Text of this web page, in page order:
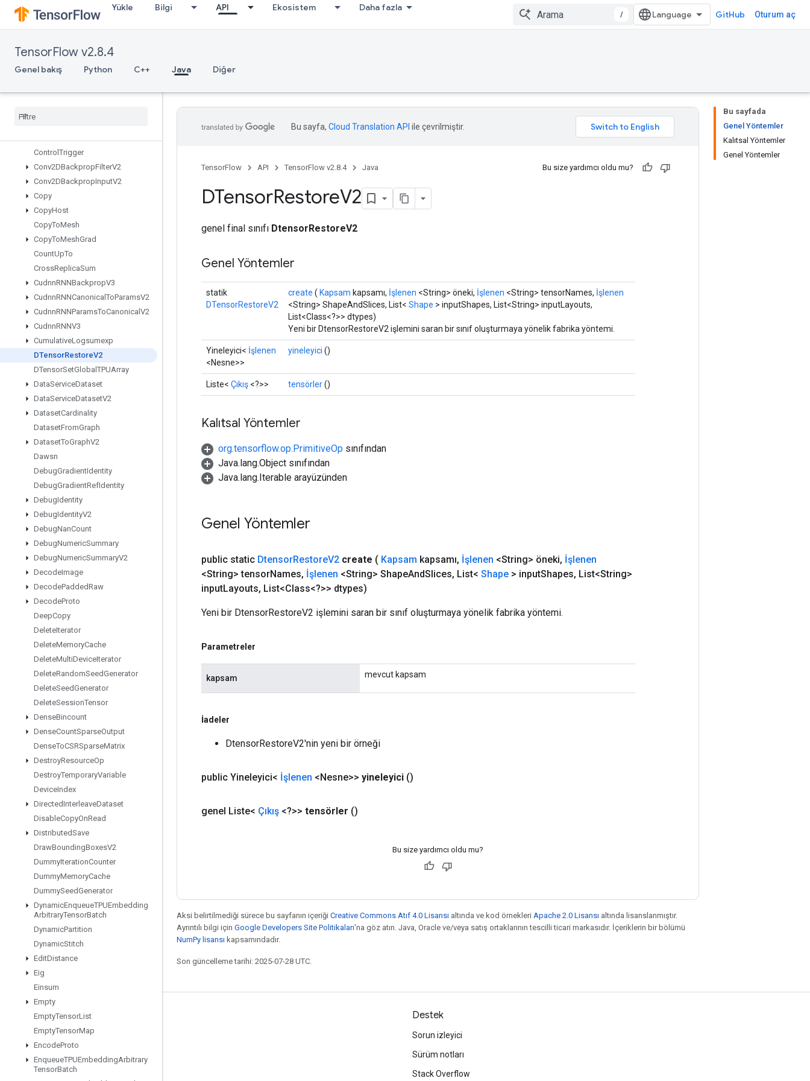
Yükle Bilgi API Ekosistem Daha fazla
/ GitHub Oturum aç
TensorFlow v2.8.4
Genel bakış Python C++ Java Diğer
ComputeDedupDataTupleMask
Concat
ConfigureDistributedTPU
ConfigureTPUEmbedding
ConfigureTPUEmbeddingMemory
Control Trigger
Conv2DBackpropFilterV2
Conv2DBackpropInputV2
Copy
CopyHost
CopyToMesh
CopyToMeshGrad
CountUpTo
CrossReplicaSum
CudnnRNNBackpropV3
CudnnRNNCanonical ToParamsV2
CudnnRNNParamsToCanonical V2
CudnnRNNV3
CumulativeLogsumexp
DTensorRestoreV2
DTensorSetGlobal TPUArray
DataServiceDataset
DataServiceDatasetV2
DatasetCardinality
DatasetFromGraph
DatasetToGraphV2
Dawsn
DebugGradientIdentity
DebugGradientRefIdentity
DebugIdentity
DebugIdentityV2
DebugNanCount
DebugNumericSummary
DebugNumericSummaryV2
DecodeImage
DecodePaddedRaw
DecodeProto
DeepCopy
DeleteIterator
DeleteMemoryCache
DeleteMultiDeviceIterator
DeleteRandomSeedGenerator
DeleteSeedGenerator
DeleteSessionTensor
DenseBincount
DenseCountSparseOutput
DenseToCSRSparseMatrix
DestroyResourceOp
DestroyTemporaryVariable
DeviceIndex
DirectedInterleaveDataset
DisableCopyOnRead
DistributedSave
DrawBoundingBoxesV2
DummyIterationCounter
DummyMemoryCache
DummySeedGenerator
DynamicEnqueueTPUEmbedding
ArbitraryTensorBatch
DynamicPartition
DynamicStitch
EditDistance
Eig
Einsum
Empty
EmptyTensorList
EmptyTensorMap
EncodeProto
EnqueueTPUEmbeddingArbitrary
TensorBatch
Bu sayfada
Genel Yöntemler
Kalıtsal Yöntemler
Genel Yöntemler
Bu sayfa, Cloud Translation API ile çevrilmiştir.
TensorFlow API TensorFlow v2.8.4 Java Bu size yardımcı oldu mu?
DTensorRestoreV2
genel final sınıfı DtensorRestoreV2
Genel Yöntemler
statik
DTensorRestoreV2
create ( Kapsam kapsamı, İşlenen <String> öneki, İşlenen <String> tensorNames, İşlenen
<String> ShapeAndSlices, List< Shape > inputShapes, List<String> inputLayouts,
List<Class<?>> dtypes)
Yeni bir DtensorRestoreV2 işlemini saran bir sınıf oluşturmaya yönelik fabrika yöntemi.
Yineleyici< İşlenen
<Nesne>>
yineleyici ()
Liste< Çıkış <?>> tensörler()
Kalıtsal Yöntemler
org.tensorflow.op.PrimitiveOp sınıfından
Java.lang.Object sınıfından
Java.lang.Iterable arayüzünden
Genel Yöntemler
public static DtensorRestoreV2 create ( Kapsam kapsamı, İşlenen <String> öneki, İşlenen
<String> tensorNames, İşlenen <String> ShapeAndSlices, List< Shape > inputShapes, List<String>
inputLayouts, List<Class<?>> dtypes)
Yeni bir DtensorRestoreV2 işlemini saran bir sınıf oluşturmaya yönelik fabrika yöntemi.
Parametreler
kapsam mevcut kapsam
İadeler
DtensorRestoreV2'nin yeni bir örneği
public Yineleyici< İşlenen <Nesne>> yineleyici ()
genel Liste< Çıkış <?>> tensörler ()
Bu size yardımcı oldu mu?
Aksi belirtilmediği sürece bu sayfanın içeriği Creative Commons Atıf 4.0 Lisansı altında ve kod örnekleri Apache 2.0 Lisansı altında lisanslanmıştır.
Ayrıntılı bilgi için Google Developers Site Politikaları'na göz atın. Java, Oracle ve/veya satış ortaklarının tescilli ticari markasıdır. İçeriklerin bir bölümü
NumPy lisansı kapsamındadır.
Son güncelleme tarihi: 2025-07-28 UTC.
Bağlı kalma
GitHub
Destek
Sorun izleyici
Sürüm notları
Stack Overflow